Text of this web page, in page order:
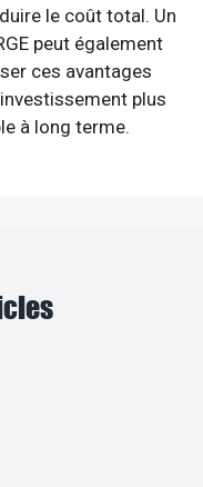
le coût total. Un
peut également
ces avantages
plus
à long terme.